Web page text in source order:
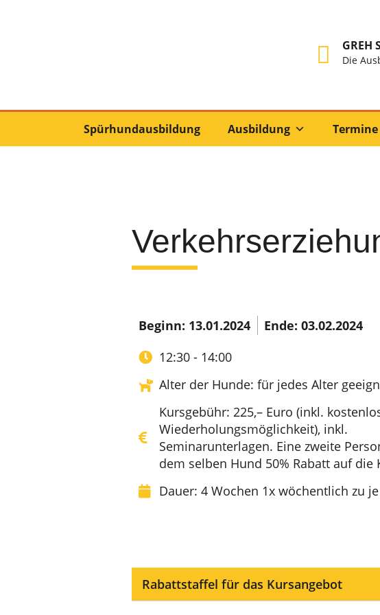
Die
Spürhundausbildung Ausbildung Termine
Beginn: 13.01.2024
Ende: 03.02.2024
12:30 - 14:00
Alter der Hunde: für jedes Alter
Kursgebühr: 225,– Euro (inkl.
Wiederholungsmöglichkeit), inkl.
Seminarunterlagen. Eine zweite
dem selben Hund 50% Rabatt auf die
Dauer: 4 Wochen 1x wöchentlich zu
Rabattstaffel für das Kursangebot